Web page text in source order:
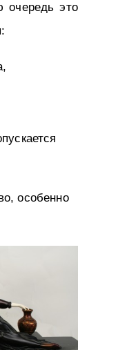
очередь это
особенно